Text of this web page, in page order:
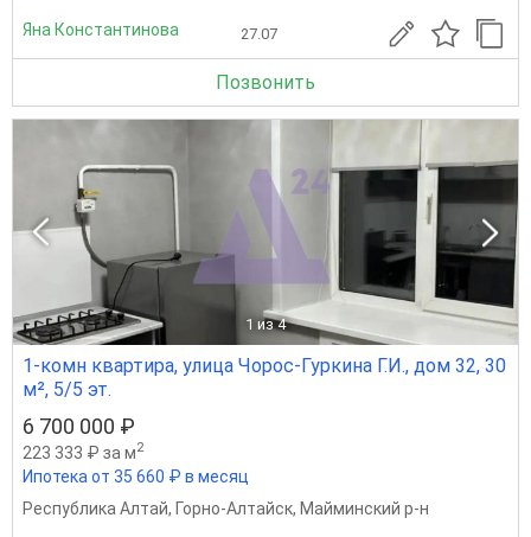
Яна Константинова 27.07
Позвонить
1 из 4
1-комн квартира, улица Чорос-Гуркина Г.И., дом 32, 30
м², 5/5 эт.
6 700 000 ₽
223 333 ₽ за м2
Ипотека от 35 660 ₽ в месяц
Республика Алтай, Горно-Алтайск, Майминский р-н